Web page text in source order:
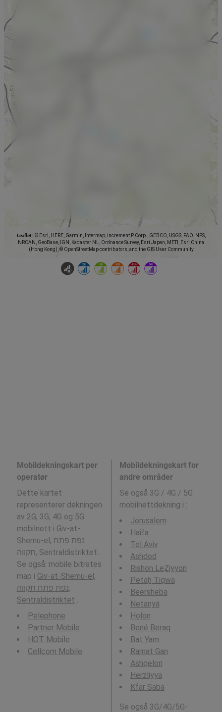
Leaflet
© Esri, HERE, Garmin, Intermap, increment P Corp., GEBCO, USGS, FAO, NPS,
NRCAN, GeoBase, IGN, Kadaster NL, Ordnance Survey, Esri Japan, METI, Esri China
(Hong Kong), © OpenStreetMap contributors, and the GIS User Community
Mobildekningskart per
operatør
Dette kartet
representerer dekningen
av 2G, 3G, 4G og 5G
mobilnett i Giv-at-
Shemu-el, נפת פתח
תקווה, Sentraldistriktet .
Se også: mobile bitrates
map i Giv-at-Shemu-el,
נפת פתח תקווה,
Sentraldistriktet .
Pelephone
Partner Mobile
HOT Mobile
Cellcom Mobile
Mobildekningskart for
andre områder
Se også 3G / 4G / 5G
mobilnettdekning i :
Jerusalem
Haifa
Tel Aviv
Ashdod
Rishon LeẔiyyon
Petaẖ Tiqwa
Beersheba
Netanya
H̱olon
Bené Beraq
Bat Yam
Ramat Gan
Ashqelon
Herzliyya
Kfar Saba
Se også 3G/4G/5G-